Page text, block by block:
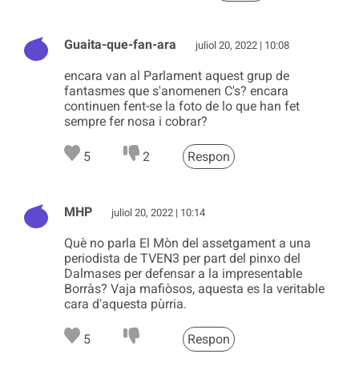
Guaita-que-fan-ara juliol 20, 2022 | 10:08
encara van al Parlament aquest grup de
fantasmes que s'anomenen C's? encara
continuen fent-se la foto de lo que han fet
sempre fer nosa i cobrar?
5 2 Respon
MHP juliol 20, 2022 | 10:14
Què no parla El Mòn del assetgament a una
periodista de TVEN3 per part del pinxo del
Dalmases per defensar a la impresentable
Borràs? Vaja mafiòsos, aquesta es la veritable
cara d'aquesta pùrria.
5 Respon